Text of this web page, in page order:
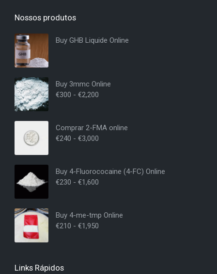
Nossos produtos
Buy GHB Liquide Online
Buy 3mmc Online
€300 - €2,200
Comprar 2-FMA online
€240 - €3,000
Buy 4-Fluorococaine (4-FC) Online
€230 - €1,600
Buy 4-me-tmp Online
€210 - €1,950
Links Rápidos